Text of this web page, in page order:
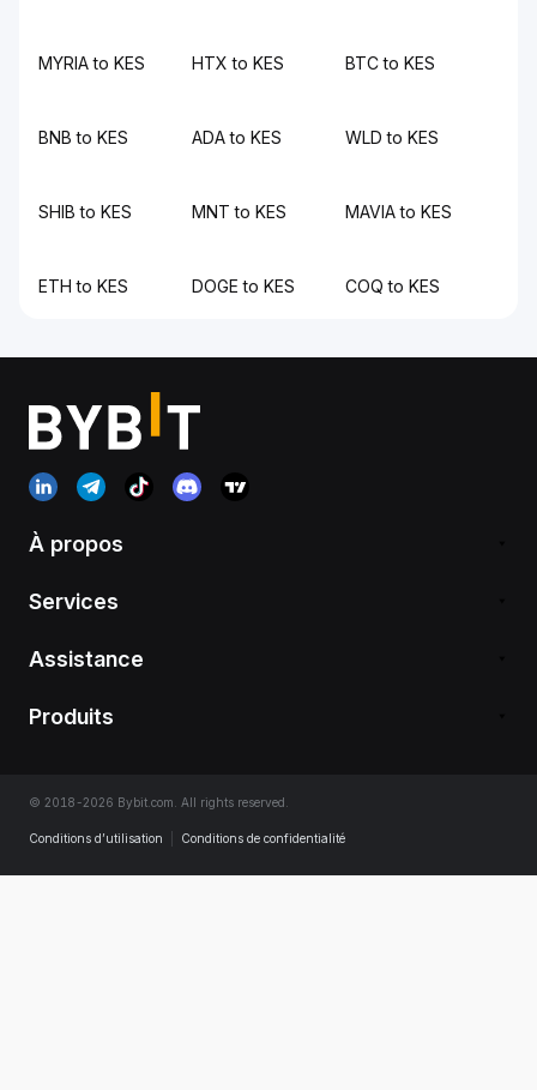
MYRIA to KES HTX to KES BTC to KES
BNB to KES ADA to KES WLD to KES
SHIB to KES MNT to KES MAVIA to KES
ETH to KES DOGE to KES COQ to KES
À propos
Services
Assistance
Produits
© 2018-2026 Bybit.com. All rights reserved.
Conditions d’utilisation Conditions de confidentialité